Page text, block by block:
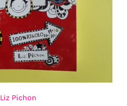
Liz Pichon